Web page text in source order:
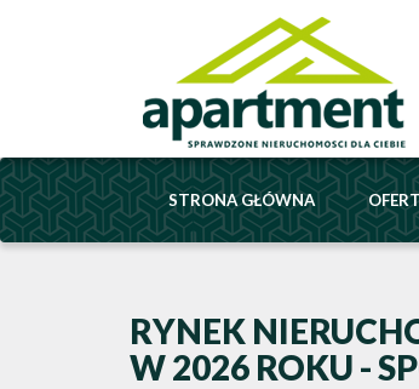
STRONA GŁÓWNA
RYNEK
W 2026 ROKU -